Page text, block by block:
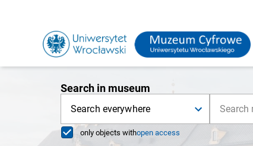
Search in museum
Search everywhere
only objects withopen access